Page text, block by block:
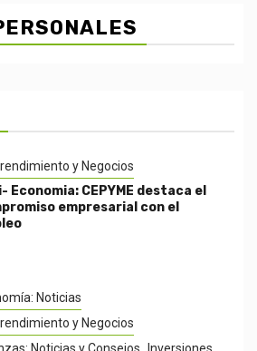
y Negocios
Economia: CEPYME destaca el
empresarial con el
Noticias
y Negocios
Noticias y Consejos
Inversiones